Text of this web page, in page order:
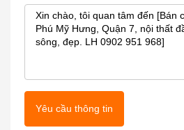
Yêu cầu thông tin